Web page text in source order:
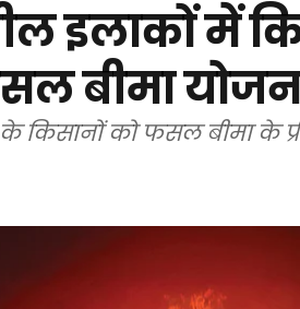
इलाकों में
बीमा
किसानों को फसल बीमा के